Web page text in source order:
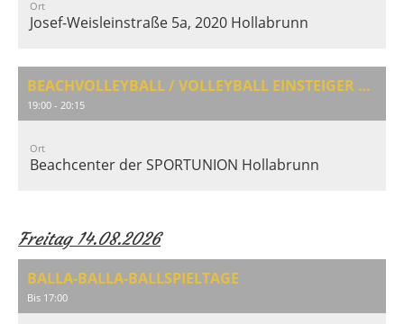
Ort
Josef-Weisleinstraße 5a, 2020 Hollabrunn
BEACHVOLLEYBALL / VOLLEYBALL EINSTEIGER & AUFFRISCHUNG
19:00 - 20:15
Ort
Beachcenter der SPORTUNION Hollabrunn
Freitag 14.08.2026
BALLA-BALLA-BALLSPIELTAGE
Bis 17:00